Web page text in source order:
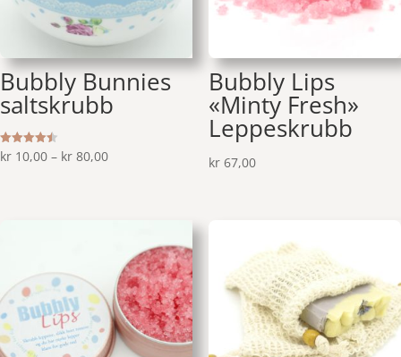
Bubbly Bunnies
saltskrubb
Vurdert
4.50
kr 10,00 – kr 80,00Prisområde:
Bubbly Lips
«Minty Fresh»
Leppeskrubb
kr67,00